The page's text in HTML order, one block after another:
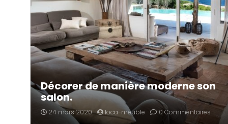
Décorer de manière moderne son
salon.
24 mars 2020 loca-meuble 0 Commentaires